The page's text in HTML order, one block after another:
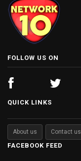
FOLLOW US ON
QUICK LINKS
About us Contact us
FACEBOOK FEED